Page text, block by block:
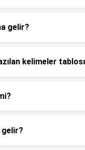
gelir?
kelimeler
gelir?